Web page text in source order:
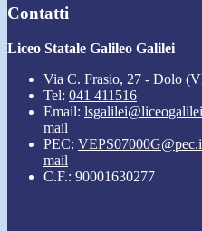
Contatti
Liceo Statale Galileo Galilei
Via C. Frasio, 27 - Dolo
Tel: 041 411516
Email:
mail
PEC:
mail
C.F.: 90001630277